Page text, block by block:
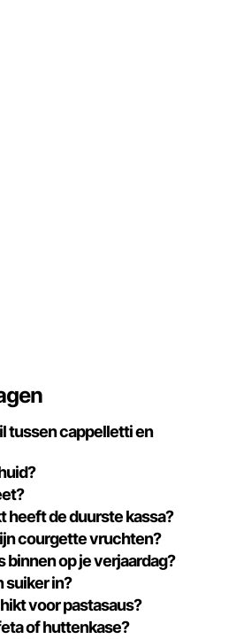
tussen cappelletti en
heeft de duurste kassa?
courgette vruchten?
binnen op je verjaardag?
suiker in?
voor pastasaus?
of huttenkase?